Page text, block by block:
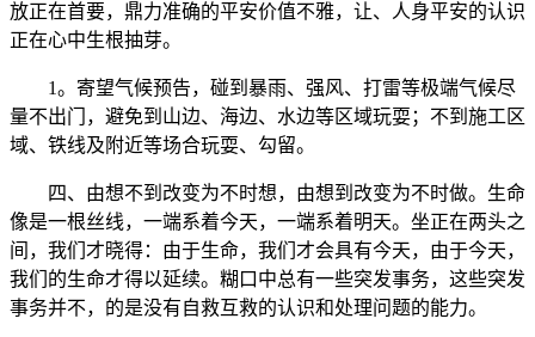
放正在首要，鼎力准确的平安价值不雅，让、人身平安的认识
正在心中生根抽芽。
1。寄望气候预告，碰到暴雨、强风、打雷等极端气候尽
量不出门，避免到山边、海边、水边等区域玩耍；不到施工区
域、铁线及附近等场合玩耍、勾留。
四、由想不到改变为不时想，由想到改变为不时做。生命
像是一根丝线，一端系着今天，一端系着明天。坐正在两头之
间，我们才晓得：由于生命，我们才会具有今天，由于今天，
我们的生命才得以延续。糊口中总有一些突发事务，这些突发
事务并不，的是没有自救互救的认识和处理问题的能力。